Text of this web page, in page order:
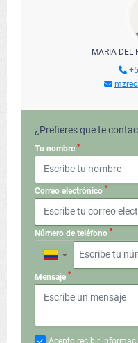
MARIA DEL
¿Prefieres que te
Tu nombre *
Correo electrónico *
Número de teléfono *
▼
Mensaje *
Acepto recibir